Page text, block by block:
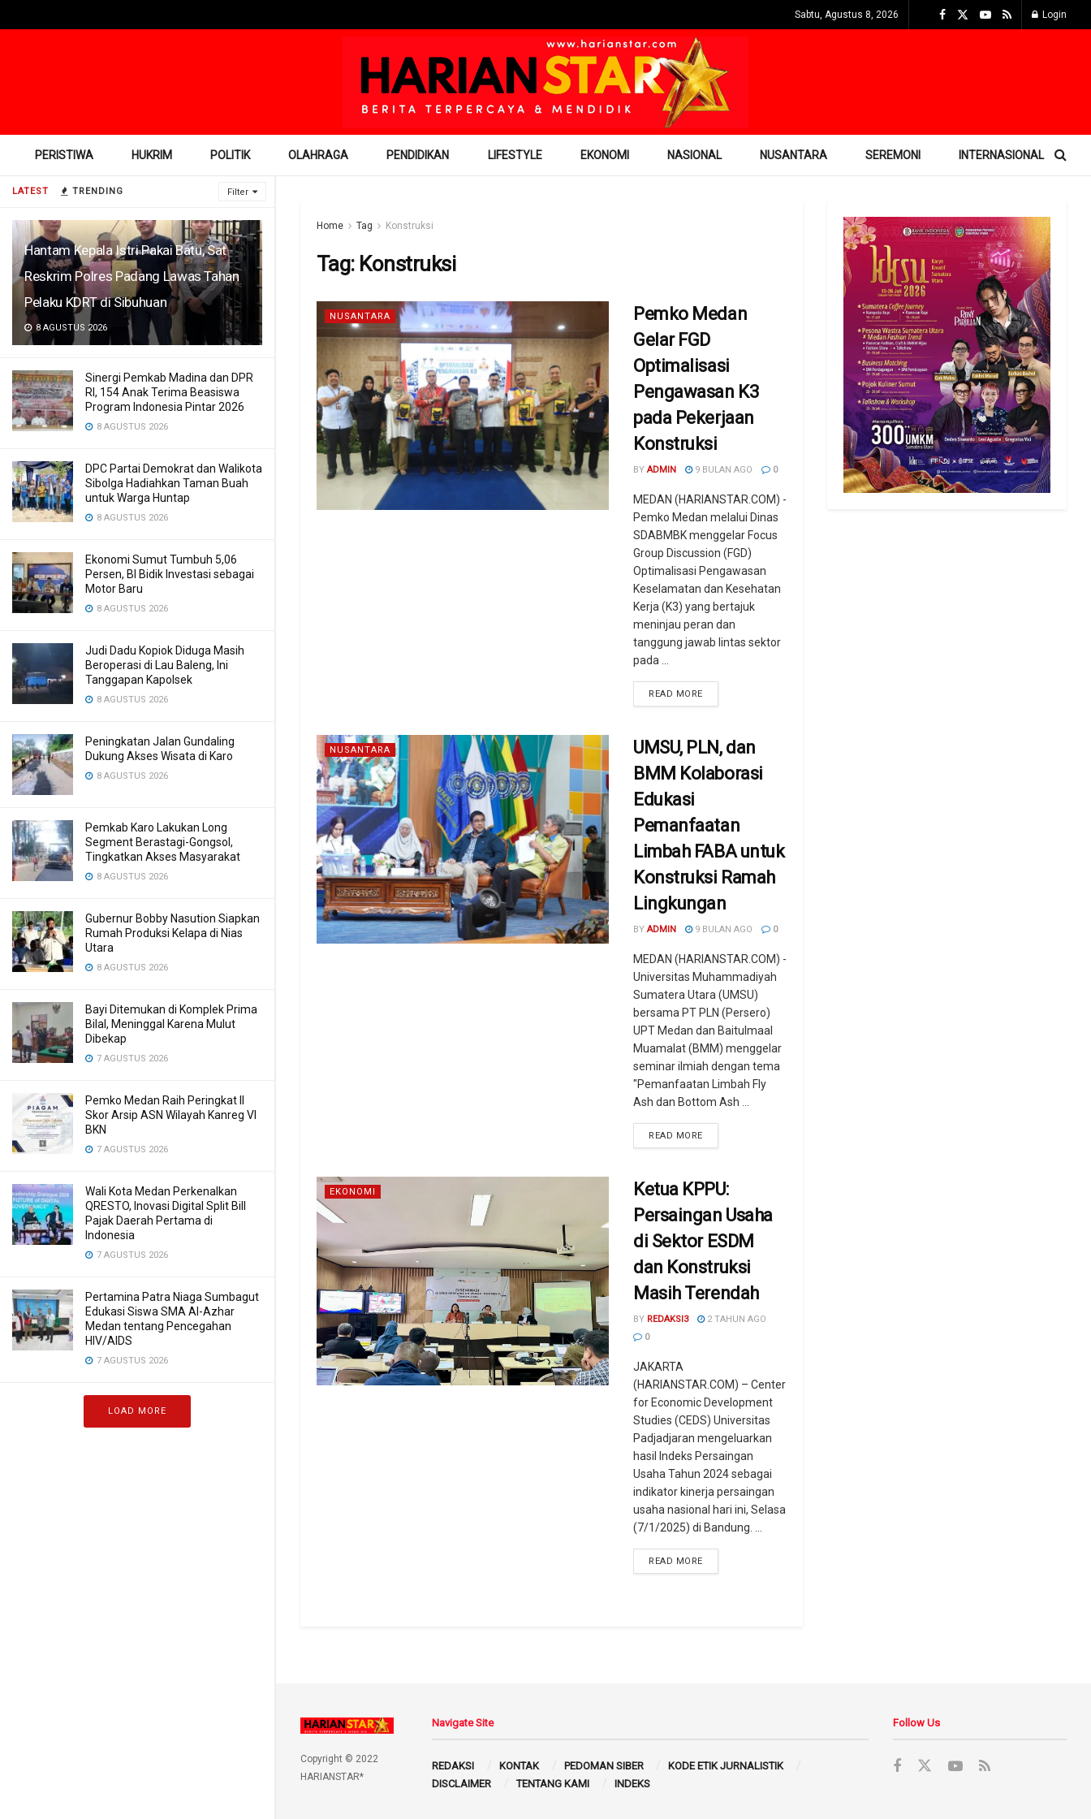
LATEST TRENDING Filter
Hantam Kepala Istri Pakai Batu, Sat
Reskrim Polres Padang Lawas Tahan
Pelaku KDRT di Sibuhuan
8 AGUSTUS 2026
Sinergi Pemkab Madina dan DPR
RI, 154 Anak Terima Beasiswa
Program Indonesia Pintar 2026
8 AGUSTUS 2026
DPC Partai Demokrat dan Walikota
Sibolga Hadiahkan Taman Buah
untuk Warga Huntap
8 AGUSTUS 2026
Ekonomi Sumut Tumbuh 5,06
Persen, BI Bidik Investasi sebagai
Motor Baru
8 AGUSTUS 2026
Judi Dadu Kopiok Diduga Masih
Beroperasi di Lau Baleng, Ini
Tanggapan Kapolsek
8 AGUSTUS 2026
Peningkatan Jalan Gundaling
Dukung Akses Wisata di Karo
8 AGUSTUS 2026
Pemkab Karo Lakukan Long
Segment Berastagi-Gongsol,
Tingkatkan Akses Masyarakat
8 AGUSTUS 2026
Gubernur Bobby Nasution Siapkan
Rumah Produksi Kelapa di Nias
Utara
8 AGUSTUS 2026
Bayi Ditemukan di Komplek Prima
Bilal, Meninggal Karena Mulut
Dibekap
7 AGUSTUS 2026
Pemko Medan Raih Peringkat II
Skor Arsip ASN Wilayah Kanreg VI
BKN
7 AGUSTUS 2026
Wali Kota Medan Perkenalkan
QRESTO, Inovasi Digital Split Bill
Pajak Daerah Pertama di
Indonesia
7 AGUSTUS 2026
Pertamina Patra Niaga Sumbagut
Edukasi Siswa SMA Al-Azhar
Medan tentang Pencegahan
HIV/AIDS
7 AGUSTUS 2026
LOAD MORE
Sabtu, Agustus 8, 2026 Login
PERISTIWA HUKRIM POLITIK OLAHRAGA PENDIDIKAN LIFESTYLE EKONOMI NASIONAL NUSANTARA SEREMONI INTERNASIONAL
Home Tag Konstruksi
Tag: Konstruksi
NUSANTARA
Pemko Medan
Gelar FGD
Optimalisasi
Pengawasan K3
pada Pekerjaan
Konstruksi
BY ADMIN 9 BULAN AGO 0
MEDAN (HARIANSTAR.COM) -
Pemko Medan melalui Dinas
SDABMBK menggelar Focus
Group Discussion (FGD)
Optimalisasi Pengawasan
Keselamatan dan Kesehatan
Kerja (K3) yang bertajuk
meninjau peran dan
tanggung jawab lintas sektor
pada ...
READ MORE
NUSANTARA
UMSU, PLN, dan
BMM Kolaborasi
Edukasi
Pemanfaatan
Limbah FABA untuk
Konstruksi Ramah
Lingkungan
BY ADMIN 9 BULAN AGO 0
MEDAN (HARIANSTAR.COM) -
Universitas Muhammadiyah
Sumatera Utara (UMSU)
bersama PT PLN (Persero)
UPT Medan dan Baitulmaal
Muamalat (BMM) menggelar
seminar ilmiah dengan tema
"Pemanfaatan Limbah Fly
Ash dan Bottom Ash ...
READ MORE
EKONOMI
Ketua KPPU:
Persaingan Usaha
di Sektor ESDM
dan Konstruksi
Masih Terendah
BY REDAKSI3
2 TAHUN AGO
0
JAKARTA
(HARIANSTAR.COM) – Center
for Economic Development
Studies (CEDS) Universitas
Padjadjaran mengeluarkan
hasil Indeks Persaingan
Usaha Tahun 2024 sebagai
indikator kinerja persaingan
usaha nasional hari ini, Selasa
(7/1/2025) di Bandung. ...
READ MORE
Copyright © 2022
HARIANSTAR*
Navigate Site
REDAKSI KONTAK PEDOMAN SIBER
KODE ETIK JURNALISTIK
DISCLAIMER
TENTANG KAMI INDEKS
Follow Us